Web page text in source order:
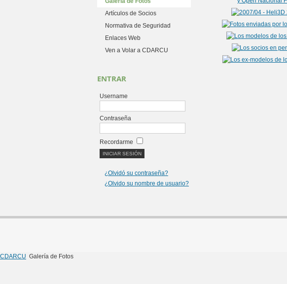
Artículos de Socios
Normativa de Seguridad
Enlaces Web
Ven a Volar a CDARCU
ENTRAR
Username
Contraseña
Recordarme
¿Olvidó su contraseña?
¿Olvido su nombre de usuario?
CDARCU Galería de Fotos